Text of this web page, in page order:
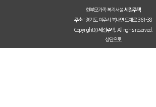
한부모가족 복지서설 세림주택
주소 : 경기도 여주시 북내면 도예로 361-38
Copyright ©세림주택. All rights reserved.
상단으로